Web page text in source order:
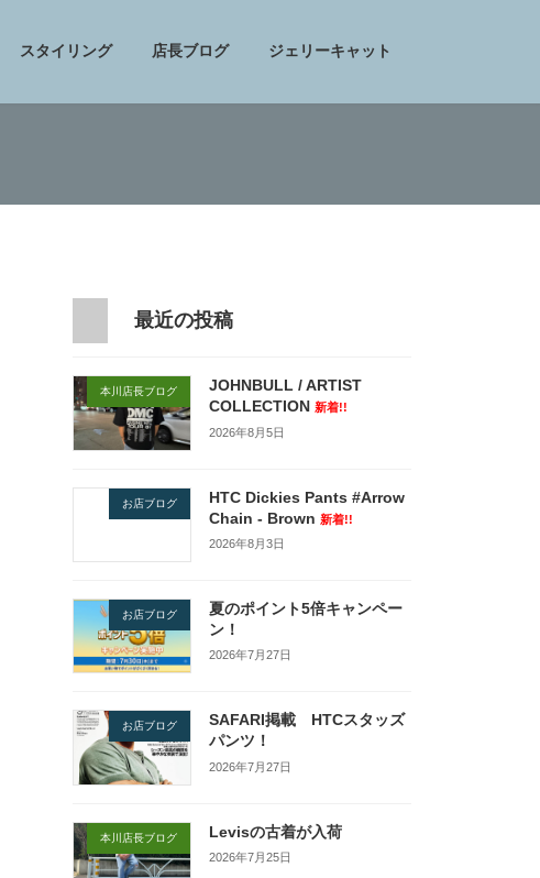
スタイリング 店長ブログ ジェリーキャット
最近の投稿
本川店長ブログ
JOHNBULL / ARTIST
COLLECTION 新着!!
2026年8月5日
お店ブログ
HTC Dickies Pants #Arrow
Chain - Brown 新着!!
2026年8月3日
お店ブログ
夏のポイント5倍キャンペー
ン！
2026年7月27日
お店ブログ
SAFARI掲載 HTCスタッズ
パンツ！
2026年7月27日
本川店長ブログ Levisの古着が入荷
2026年7月25日